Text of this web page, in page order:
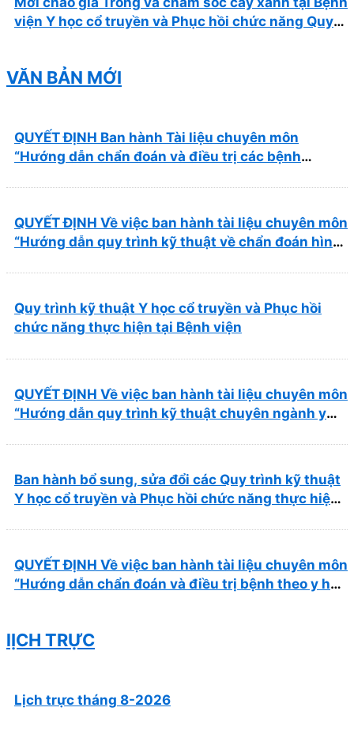
viện Y học cổ truyền và Phục hồi chức năng Quy
VĂN BẢN MỚI
QUYẾT ĐỊNH Ban hành Tài liệu chuyên môn
“Hướng dẫn chẩn đoán và điều trị các bệnh
QUYẾT ĐỊNH Về việc ban hành tài liệu chuyên môn
“Hướng dẫn quy trình kỹ thuật về chẩn đoán hình
Quy trình kỹ thuật Y học cổ truyền và Phục hồi
chức năng thực hiện tại Bệnh viện
QUYẾT ĐỊNH Về việc ban hành tài liệu chuyên môn
“Hướng dẫn quy trình kỹ thuật chuyên ngành y
Ban hành bổ sung, sửa đổi các Quy trình kỹ thuật
Y học cổ truyền và Phục hồi chức năng thực hiện
QUYẾT ĐỊNH Về việc ban hành tài liệu chuyên môn
“Hướng dẫn chẩn đoán và điều trị bệnh theo y học
lỊCH TRỰC
Lịch trực tháng 8-2026